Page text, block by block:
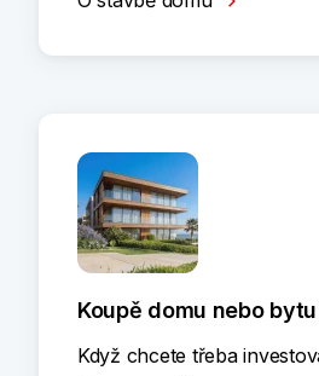
Koupě domu nebo
Když chcete třeba